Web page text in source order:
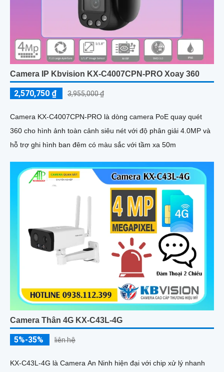
Camera IP Kbvision KX-C4007CPN-PRO Xoay 360
2,570,750 ₫ 3,955,000 ₫
Camera KX-C4007CPN-PRO là dòng camera PoE quay quét
360 cho hình ảnh toàn cảnh siêu nét với độ phân giải 4.0MP và
hỗ trợ ghi hình ban đêm có màu sắc với tầm xa 50m
Camera Thân 4G KX-C43L-4G
5%-35% liên hệ
KX-C43L-4G là Camera An Ninh hiện đại với chip xử lý nhanh